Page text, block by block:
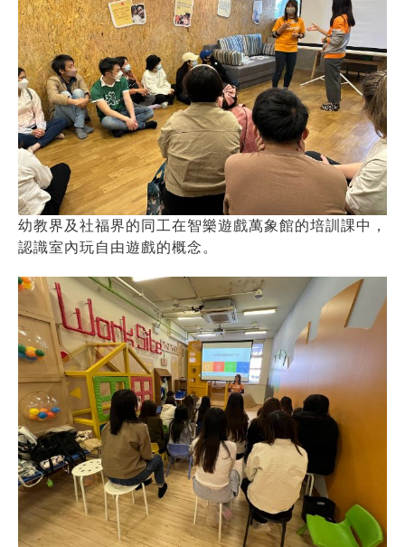
幼教界及社福界的同工在智樂遊戲萬象館的培訓課中，
認識室內玩自由遊戲的概念。